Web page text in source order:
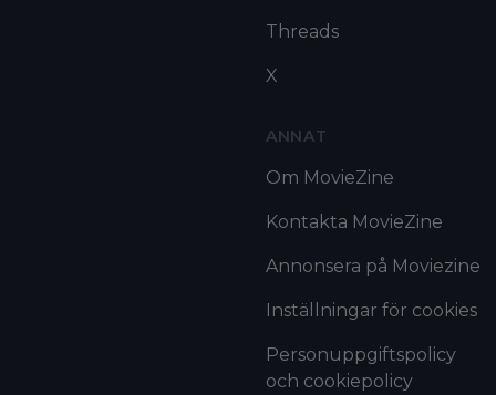
Threads
X
ANNAT
Om MovieZine
Kontakta MovieZine
Annonsera på Moviezine
Inställningar för cookies
Personuppgiftspolicy
och cookiepolicy